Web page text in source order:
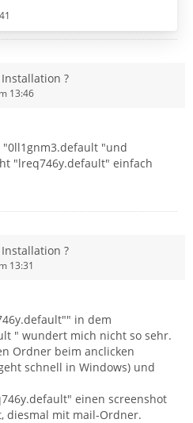
?
13:46
"und
"lreq746y.default" einfach
?
13:31
in dem
" wundert mich nicht so sehr.
Ordner beim anclicken
schnell in Windows) und
einen screenshot
diesmal mit mail-Ordner.